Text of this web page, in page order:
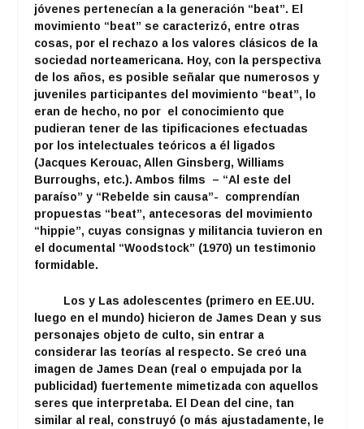
jóvenes pertenecían a la generación “beat”. El
movimiento “beat” se caracterizó, entre otras
cosas, por el rechazo a los valores clásicos de la
sociedad norteamericana. Hoy, con la perspectiva
de los años, es posible señalar que numerosos y
juveniles participantes del movimiento “beat”, lo
eran de hecho, no por el conocimiento que
pudieran tener de las tipificaciones efectuadas
por los intelectuales teóricos a él ligados
(Jacques Kerouac, Allen Ginsberg, Williams
Burroughs, etc.). Ambos films – “Al este del
paraíso” y “Rebelde sin causa”- comprendían
propuestas “beat”, antecesoras del movimiento
“hippie”, cuyas consignas y militancia tuvieron en
el documental “Woodstock” (1970) un testimonio
formidable.
Los y Las adolescentes (primero en EE.UU.
luego en el mundo) hicieron de James Dean y sus
personajes objeto de culto, sin entrar a
considerar las teorías al respecto. Se creó una
imagen de James Dean (real o empujada por la
publicidad) fuertemente mimetizada con aquellos
seres que interpretaba. El Dean del cine, tan
similar al real, construyó (o más ajustadamente, le